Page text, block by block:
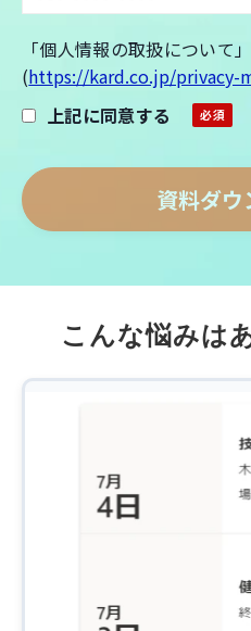
「個人情報の取扱について」
(https://kard.co.jp/privacy-
上記に同意する
こんな悩みは